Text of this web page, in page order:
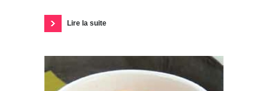
Lire la suite